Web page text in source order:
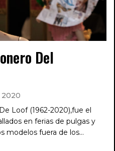
Del
2020
Loof (1962-2020),fue el
en ferias de pulgas y
modelos fuera de los…